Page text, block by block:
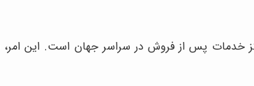
خدمات پس از فروش در سراسر جهان است. این